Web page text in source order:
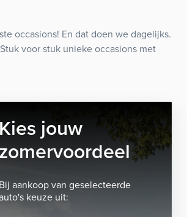
occasions! En dat doen we dagelijks.
voor stuk unieke occasions met
Kies jouw
zomervoordeel
Bij aankoop van geselecteerde
keuze uit: